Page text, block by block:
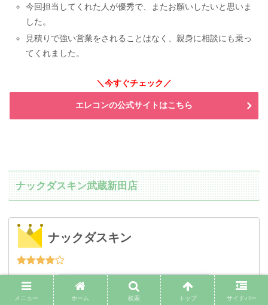
今回担当してくれた人が優秀で、またお願いしたいと思いま
した。
見積りで強い営業をされることはなく、親身に相談にも乗っ
てくれました。
＼今すぐチェック／
エレコンの公式サイトはこちら
ナックダスキン武蔵新田店
ナックダスキン
メニュー ホーム 検索 トップ サイドバー